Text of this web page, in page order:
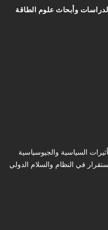
وأبحاث علوم الطاقة
السیاسیة والجیوسیاسیة
في النظام والسلام الدولي